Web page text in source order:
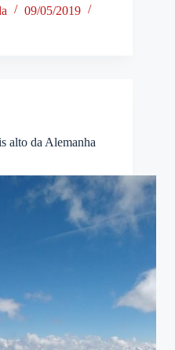
09/05/2019
alto da Alemanha